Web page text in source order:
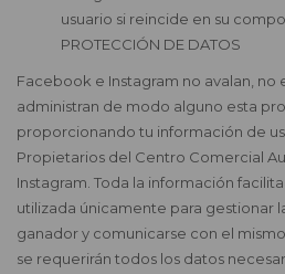
usuario si reincide en su
PROTECCIÓN DE DATOS
Facebook e Instagram no avalan, no
administran de modo alguno esta
proporcionando tu información de
Propietarios del Centro Comercial
Instagram. Toda la información
utilizada únicamente para gestionar
ganador y comunicarse con el
se requerirán todos los datos